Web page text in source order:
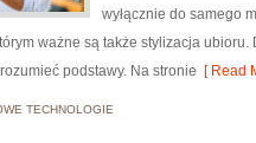
wyłącznie do samego
ważne są także stylizacja
podstawy. Na stronie [ Read
TECHNOLOGIE